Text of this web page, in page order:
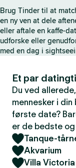
Brug Tinder til at
en ny ven at dele
eller aftale en kaffe-
udforske eller
med en dag i
Et par
Du ved
mennesker i din
første date?
er de bedste
Tanque-
Akvarium
Villa